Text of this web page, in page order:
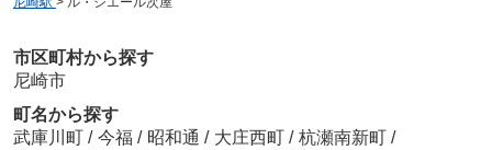
市区町村から探す
尼崎市
町名から探す
武庫川町 / 今福 / 昭和通 / 大庄西町 / 杭瀬南新町 /